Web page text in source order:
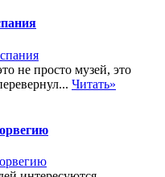
не просто музей, это
Читать»